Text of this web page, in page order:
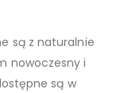
są z naturalnie
nowoczesny i
są w